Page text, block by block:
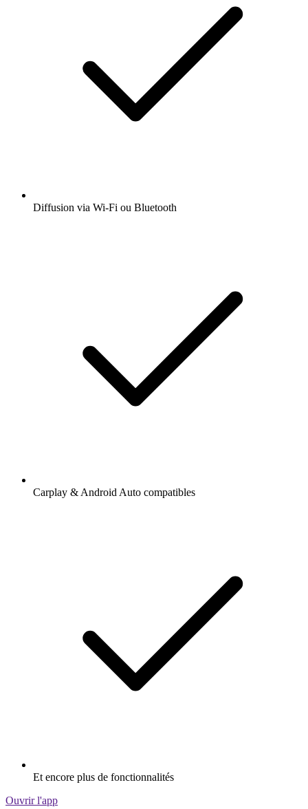
Diffusion via Wi-Fi ou Bluetooth
Carplay & Android Auto compatibles
Et encore plus de fonctionnalités
Ouvrir l'app